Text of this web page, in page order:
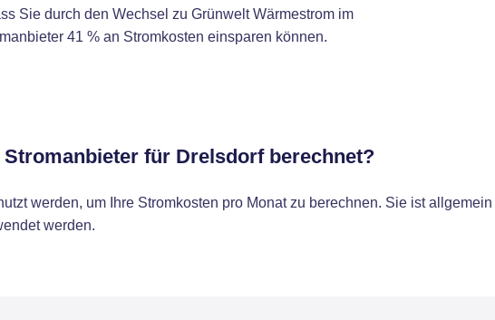
Sie durch den Wechsel zu Grünwelt Wärmestrom im
41 % an Stromkosten einsparen können.
für Drelsdorf berechnet?
werden, um Ihre Stromkosten pro Monat zu berechnen. Sie ist
werden.